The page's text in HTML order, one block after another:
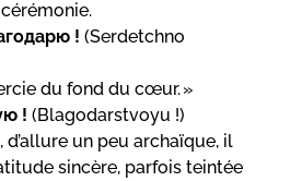
! (Serdetchno
du fond du cœur. »
! (Blagodarstvoyu !)
d’allure un peu archaïque, il
sincère, parfois teintée